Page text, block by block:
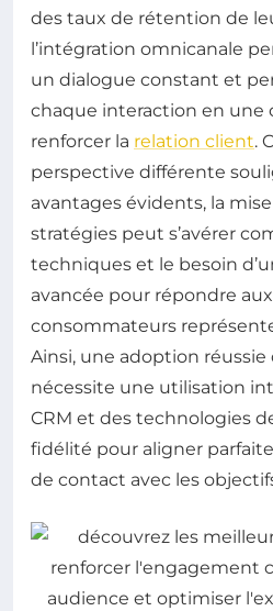
des taux de rétention de
l’intégration omnicanale
un dialogue constant et
chaque interaction en une
renforcer la relation client.
perspective différente
avantages évidents, la
stratégies peut s’avérer
techniques et le besoin
avancée pour répondre
consommateurs
Ainsi, une adoption réussie
nécessite une utilisation
CRM et des technologies
fidélité pour aligner
de contact avec les